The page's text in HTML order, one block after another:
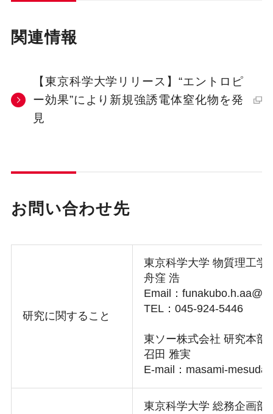
関連情報
【東京科学大学リリース】“エントロピ
ー効果”により新規強誘電体窒化物を発
見
お問い合わせ先
研究に関すること
東京科学大学 物質理工学
舟窪 浩
Email：
TEL：045-924-5446
東ソー株式会社 研究本部
召田 雅実
E-mail：masami-
東京科学大学 総務企画部